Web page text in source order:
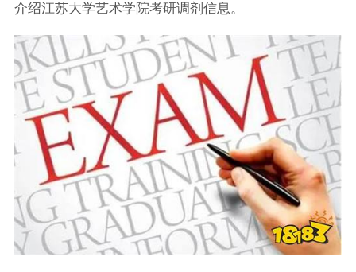
介绍江苏大学艺术学院考研调剂信息。